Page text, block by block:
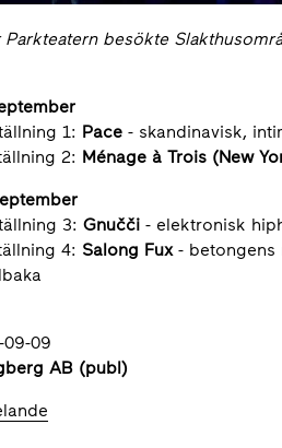
besökte
1: Pace - skandinavisk,
2: Ménage à Trois (New
3: Gnučči - elektronisk
4: Salong Fux - betongens
09-09
AB (publ)